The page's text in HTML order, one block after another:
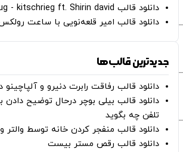
دانلود قالب Gut Genug - kitschrieg ft. Shirin david
دانلود قالب امیر قلعه‌نویی با ساعت
جدیدترین قالب‌ها
دانلود قالب رفاقت رابرت دنیرو و
دانلود قالب بیلی بوچر درحال توضیح
تلفن چه بگوید
دانلود قالب منفجر کردن خانه توسط والتر
دانلود قالب رقص مستر بیست